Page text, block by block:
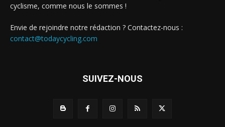
cyclisme, comme nous le sommes !
Envie de rejoindre notre rédaction ? Contactez-nous :
contact@todaycycling.com
SUIVEZ-NOUS